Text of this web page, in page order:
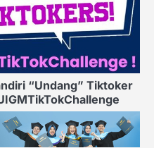
“Undang” Tiktoker